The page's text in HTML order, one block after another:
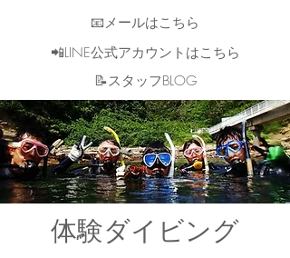
📧メールはこちら
📲LINE公式アカウントはこちら
​📝スタッフBLOG
体験ダイビング